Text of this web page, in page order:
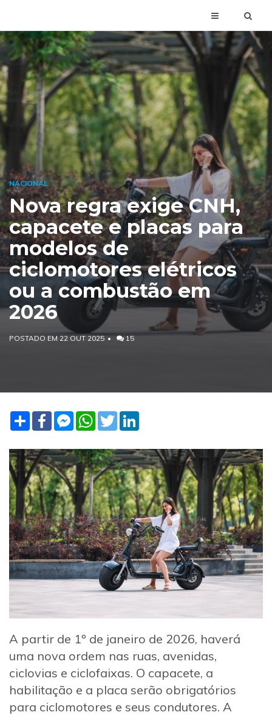
NACIONAL
Nova regra exige CNH,
capacete e placas para
modelos de
ciclomotores elétricos
ou a combustão em
2026
POSTADO EM 22 OUT 2025 15
Share FacebookFacebook
Messenger
WhatsApp
Twitter
A partir de 1º de janeiro de 2026, haverá
uma nova ordem nas ruas, avenidas,
ciclovias e ciclofaixas. O capacete, a
habilitação e a placa serão obrigatórios
para ciclomotores e seus condutores. A